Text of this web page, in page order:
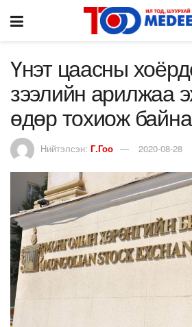
Үнэт цаасны
зээлийн арилжаа
өдөр тохиож байна
Нийтэлсэн: Г.Гоо 2020-08-28